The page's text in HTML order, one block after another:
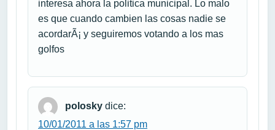
interesa ahora la politica municipal. Lo malo
es que cuando cambien las cosas nadie se
acordarÃ¡ y seguiremos votando a los mas
golfos
polosky dice:
10/01/2011 a las 1:57 pm